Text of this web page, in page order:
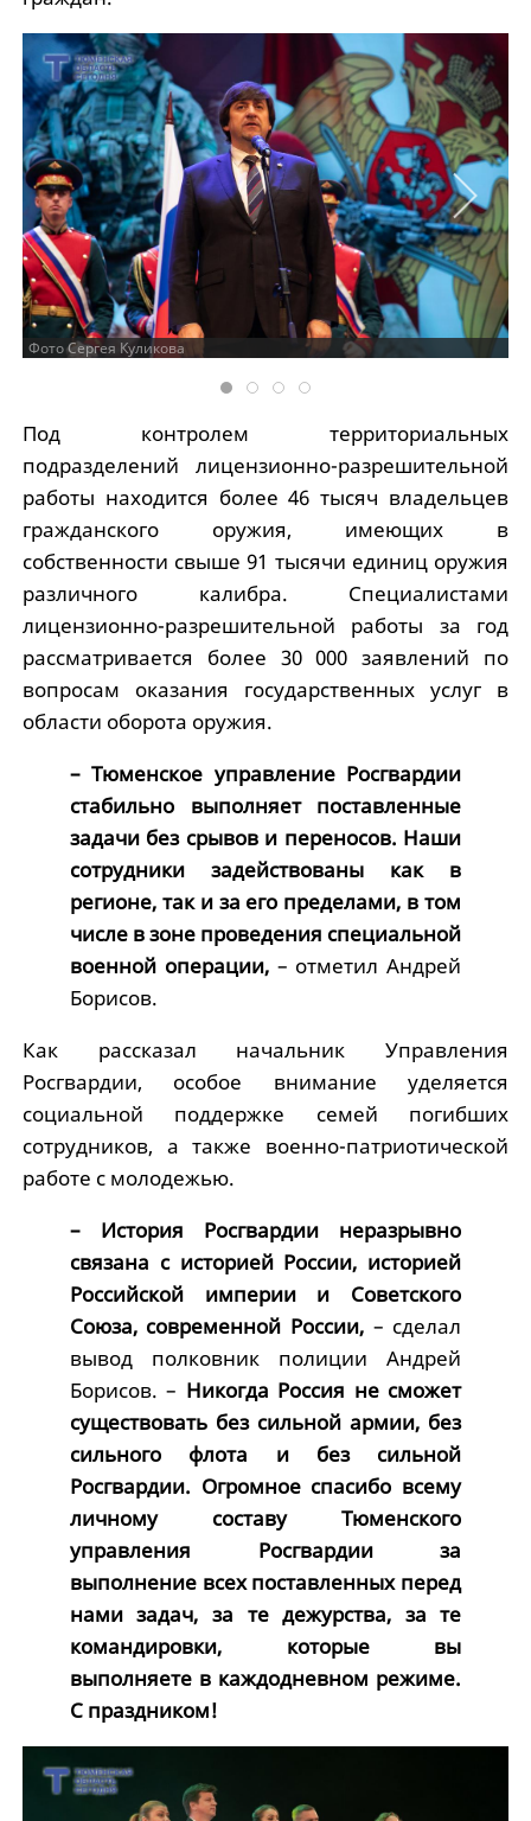
Фото Сергея Куликова
Под контролем территориальных
подразделений лицензионно-разрешительной
работы находится более 46 тысяч владельцев
гражданского оружия, имеющих в
собственности свыше 91 тысячи единиц оружия
различного калибра. Специалистами
лицензионно-разрешительной работы за год
рассматривается более 30 000 заявлений по
вопросам оказания государственных услуг в
области оборота оружия.
– Тюменское управление Росгвардии
стабильно выполняет поставленные
задачи без срывов и переносов. Наши
сотрудники задействованы как в
регионе, так и за его пределами, в том
числе в зоне проведения специальной
военной операции, – отметил Андрей
Борисов.
Как рассказал начальник Управления
Росгвардии, особое внимание уделяется
социальной поддержке семей погибших
сотрудников, а также военно-патриотической
работе с молодежью.
– История Росгвардии неразрывно
связана с историей России, историей
Российской империи и Советского
Союза, современной России, – сделал
вывод полковник полиции Андрей
Борисов. – Никогда Россия не сможет
существовать без сильной армии, без
сильного флота и без сильной
Росгвардии. Огромное спасибо всему
личному составу Тюменского
управления Росгвардии за
выполнение всех поставленных перед
нами задач, за те дежурства, за те
командировки, которые вы
выполняете в каждодневном режиме.
С праздником!